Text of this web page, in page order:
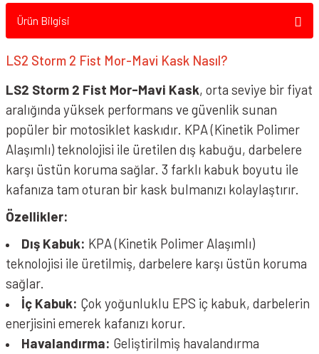
LS2 Storm 2 Dodger Mat Siyah Neon Turuncu Kask
Ürün Bilgisi
LS2 Storm 2 Fist Mor-Mavi Kask Nasıl?
LS2 Storm 2 Fist Mor-Mavi Kask, orta seviye bir fiyat
aralığında yüksek performans ve güvenlik sunan
popüler bir motosiklet kaskıdır. KPA (Kinetik Polimer
Alaşımlı) teknolojisi ile üretilen dış kabuğu, darbelere
karşı üstün koruma sağlar. 3 farklı kabuk boyutu ile
kafanıza tam oturan bir kask bulmanızı kolaylaştırır.
Özellikler:
Dış Kabuk: KPA (Kinetik Polimer Alaşımlı)
teknolojisi ile üretilmiş, darbelere karşı üstün koruma
sağlar.
İç Kabuk: Çok yoğunluklu EPS iç kabuk, darbelerin
enerjisini emerek kafanızı korur.
Havalandırma: Geliştirilmiş havalandırma